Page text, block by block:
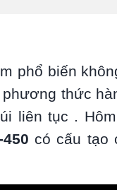
phổ biến
thức
liên tục .
có cấu tạo